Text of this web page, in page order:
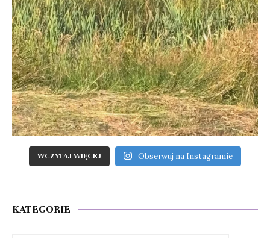
WCZYTAJ WIĘCEJ Obserwuj na Instagramie
KATEGORIE